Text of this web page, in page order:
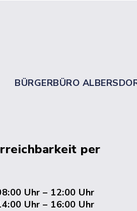
BÜRGERBÜRO
per
Uhr – 12:00 Uhr
Uhr – 16:00 Uhr